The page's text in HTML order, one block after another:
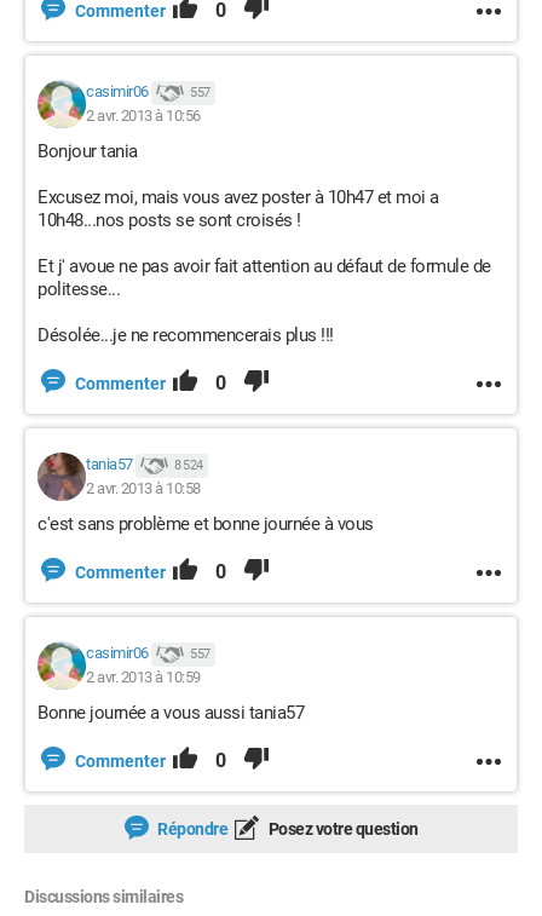
Commenter 0
casimir06 557
2 avr. 2013 à 10:56
Bonjour tania
Excusez moi, mais vous avez poster à 10h47 et moi a
10h48...nos posts se sont croisés !
Et j' avoue ne pas avoir fait attention au défaut de formule de
politesse...
Désolée...je ne recommencerais plus !!!
Commenter 0
tania57 8 524
2 avr. 2013 à 10:58
c'est sans problème et bonne journée à vous
Commenter 0
casimir06 557
2 avr. 2013 à 10:59
Bonne journée a vous aussi tania57
Commenter 0
Répondre Posez votre question
Discussions similaires